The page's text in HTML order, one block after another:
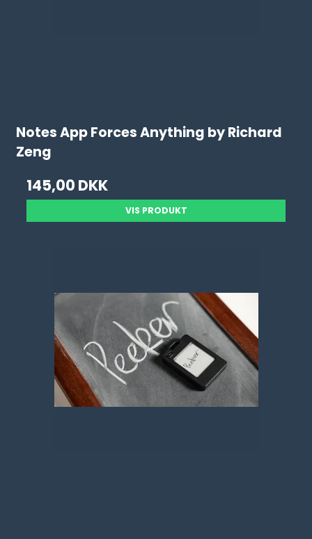
Notes App Forces Anything by Richard
Zeng
145,00 DKK
VIS PRODUKT